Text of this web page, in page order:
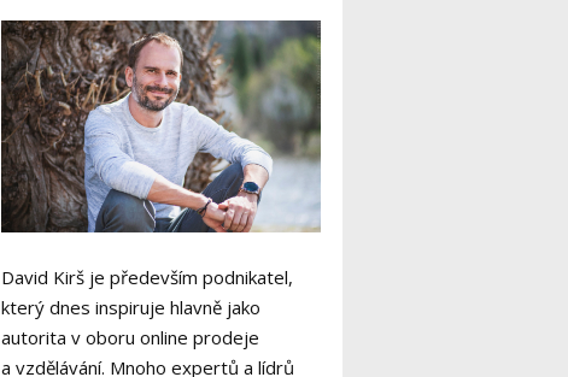
David Kirš je především podnikatel,
který dnes inspiruje hlavně jako
autorita v oboru online prodeje
a vzdělávání. Mnoho expertů a lídrů